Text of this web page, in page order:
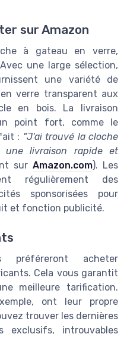
sur Amazon
à gateau en verre,
une large sélection,
une variété de
verre transparent aux
en bois. La livraison
point fort, comme le
: "J'ai trouvé la cloche
une livraison rapide et
surAmazon.com). Les
régulièrement des
sponsorisées pour
et fonction publicité.
préféreront acheter
Cela vous garantit
meilleure tarification.
ont leur propre
trouver les dernières
exclusifs, introuvables